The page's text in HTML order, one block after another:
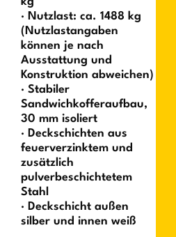
· Nutzlast: ca. 1488 kg
(Nutzlastangaben
können je nach
Ausstattung und
Konstruktion abweichen)
· Stabiler
Sandwichkofferaufbau,
30 mm isoliert
· Deckschichten aus
feuerverzinktem und
zusätzlich
pulverbeschichtetem
Stahl
· Deckschicht außen
silber und innen weiß